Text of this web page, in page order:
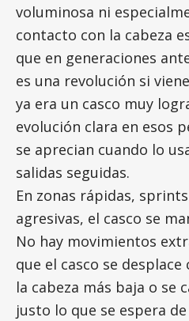
voluminosa ni
contacto con la cabeza
que en generaciones
es una revolución si
ya era un casco muy
evolución clara en esos
se aprecian cuando lo
salidas seguidas.
En zonas rápidas,
agresivas, el casco se
No hay movimientos
que el casco se
la cabeza más baja o se
justo lo que se espera